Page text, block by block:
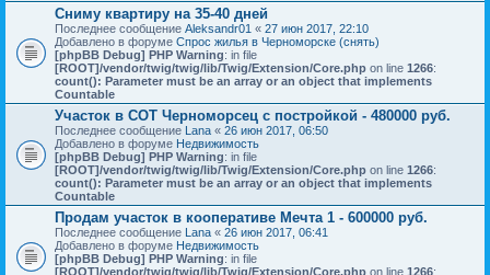
Сниму квартиру на 35-40 дней
Последнее сообщение Aleksandr01 « 27 июн 2017, 22:10
Добавлено в форуме Спрос жилья в Черноморске (снять)
[phpBB Debug] PHP Warning: in file
[ROOT]/vendor/twig/twig/lib/Twig/Extension/Core.php on line 1266:
count(): Parameter must be an array or an object that implements
Countable
Участок в СОТ Черноморсец с постройкой - 480000 руб.
Последнее сообщение Lana « 26 июн 2017, 06:50
Добавлено в форуме Недвижимость
[phpBB Debug] PHP Warning: in file
[ROOT]/vendor/twig/twig/lib/Twig/Extension/Core.php on line 1266:
count(): Parameter must be an array or an object that implements
Countable
Продам участок в кооперативе Мечта 1 - 600000 руб.
Последнее сообщение Lana « 26 июн 2017, 06:41
Добавлено в форуме Недвижимость
[phpBB Debug] PHP Warning: in file
[ROOT]/vendor/twig/twig/lib/Twig/Extension/Core.php on line 1266: